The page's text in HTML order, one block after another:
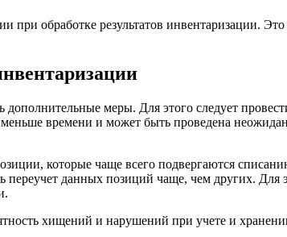
обработке результатов инвентаризации.
меры. Для этого следует
времени и может быть проведена
которые чаще всего подвергаются
данных позиций чаще, чем других.
хищений и нарушений при учете и